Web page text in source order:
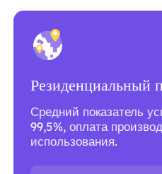
Резиденциальный
Средний показатель
99,5%, оплата
использования.